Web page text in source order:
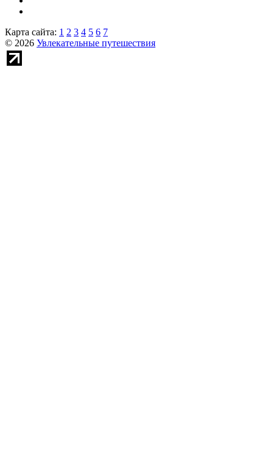
Карта сайта: 1 2 3 4 5 6 7
© 2026 Увлекательные путешествия